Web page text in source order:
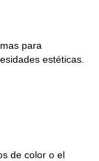
para
estéticas.
de color o el